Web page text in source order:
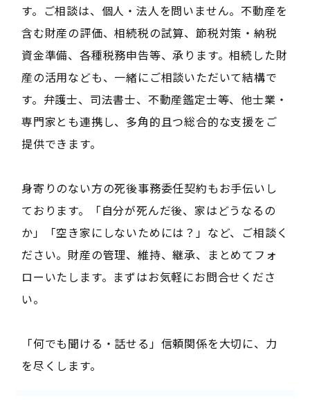
す。ご相談は、個人・法人を問いません。不動産を
含む財産の評価、相続税の試算、節税対策・納税
資金準備、各種税務申告等、承ります。相続した財
産の活用なども、一緒にご相談いただいて結構で
す。弁護士、司法書士、不動産鑑定士等、他士業・
専門家とも連携し、多角的且つ総合的な支援をご
提供できます。
身寄りのない方の死後事務委任契約もお手伝いし
ております。「自分が死んだ後、家はどうなるの
か」「空き家にしないためには？」など、ご相談く
ださい。財産の管理、維持、継承、まとめてフォ
ローいたします。まずはお気軽にお問合せくださ
い。
「何でも聞ける・話せる」信頼関係を大切に、力
を尽くします。